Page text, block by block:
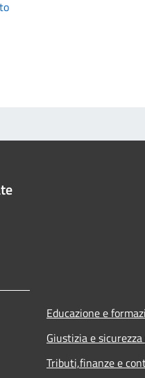
Educazione e
Giustizia e
Tributi,finanze e